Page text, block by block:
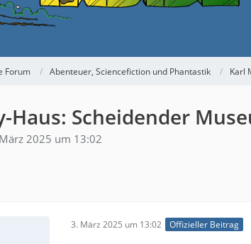
Forum Abenteuer, Sciencefiction und Phantastik Karl
Haus: Scheidender
2025 um 13:02
3. März 2025 um 13:02 Offizieller Beitrag